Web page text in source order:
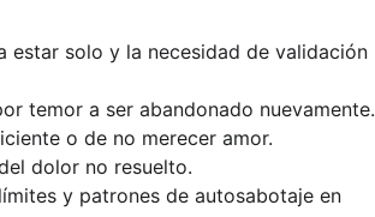
estar solo y la necesidad de validación
temor a ser abandonado nuevamente.
o de no merecer amor.
dolor no resuelto.
y patrones de autosabotaje en